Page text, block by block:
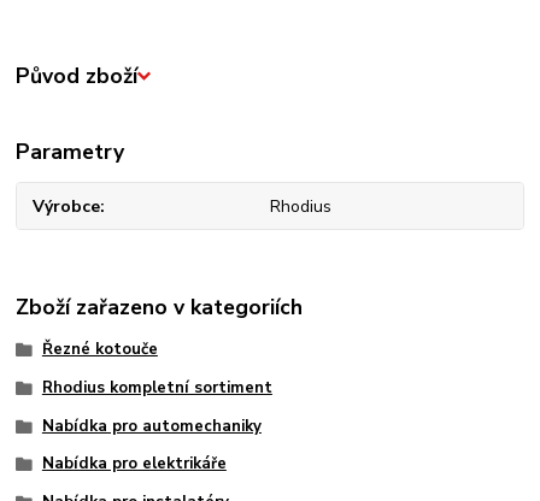
Původ zboží
Parametry
Výrobce Rhodius
Zboží zařazeno v kategoriích
Řezné kotouče
Rhodius kompletní sortiment
Nabídka pro automechaniky
Nabídka pro elektrikáře